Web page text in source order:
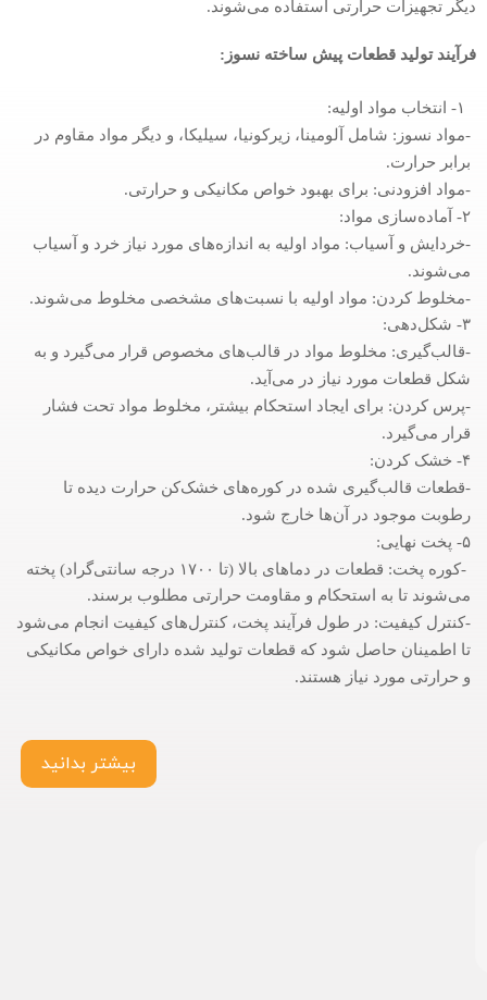
دیگر تجهیزات حرارتی استفاده می‌شوند.
فرآیند تولید قطعات پیش ساخته نسوز:
۱- انتخاب مواد اولیه:
-مواد نسوز: شامل آلومینا، زیرکونیا، سیلیکا، و دیگر مواد مقاوم در
برابر حرارت.
-مواد افزودنی: برای بهبود خواص مکانیکی و حرارتی.
۲- آماده‌سازی مواد:
-خردایش و آسیاب: مواد اولیه به اندازه‌های مورد نیاز خرد و آسیاب
می‌شوند.
-مخلوط کردن: مواد اولیه با نسبت‌های مشخصی مخلوط می‌شوند.
۳- شکل‌دهی:
-قالب‌گیری: مخلوط مواد در قالب‌های مخصوص قرار می‌گیرد و به
شکل قطعات مورد نیاز در می‌آید.
-پرس کردن: برای ایجاد استحکام بیشتر، مخلوط مواد تحت فشار
قرار می‌گیرد.
۴- خشک کردن:
-قطعات قالب‌گیری شده در کوره‌های خشک‌کن حرارت دیده تا
رطوبت موجود در آن‌ها خارج شود.
۵- پخت نهایی:
-کوره پخت: قطعات در دماهای بالا (تا ۱۷۰۰ درجه سانتی‌گراد) پخته
می‌شوند تا به استحکام و مقاومت حرارتی مطلوب برسند.
-کنترل کیفیت: در طول فرآیند پخت، کنترل‌های کیفیت انجام می‌شود
تا اطمینان حاصل شود که قطعات تولید شده دارای خواص مکانیکی
و حرارتی مورد نیاز هستند.
بیشتر بدانید